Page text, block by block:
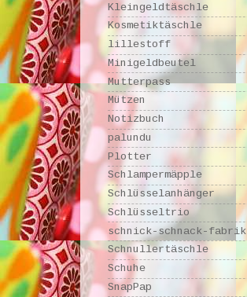
Kleingeldtäschle
Kosmetiktäschle
lillestoff
Minigeldbeutel
Mutterpass
Mützen
Notizbuch
palundu
Plotter
Schlampermäpple
Schlüsselanhänger
Schlüsseltrio
schnick-schnack-fabrik
Schnullertäschle
Schuhe
SnapPap